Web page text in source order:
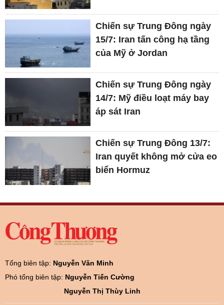
Chiến sự Trung Đông ngày
15/7: Iran tấn công hạ tầng
của Mỹ ở Jordan
Chiến sự Trung Đông ngày
14/7: Mỹ điều loạt máy bay
áp sát Iran
Chiến sự Trung Đông 13/7:
Iran quyết không mở cửa eo
biển Hormuz
Tổng biên tập: Nguyễn Văn Minh
Phó tổng biên tập: Nguyễn Tiến Cường
Nguyễn Thị Thùy Linh